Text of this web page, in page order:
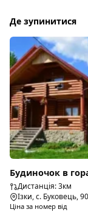
Де зупинитися
Будиночок в
Дистанція: 3км
Ізки, с. Буковець,
Ціна за номер від